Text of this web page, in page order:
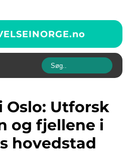
no
og fjellene i
hovedstad